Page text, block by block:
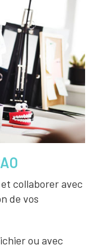
collaborer avec
de vos
ou avec